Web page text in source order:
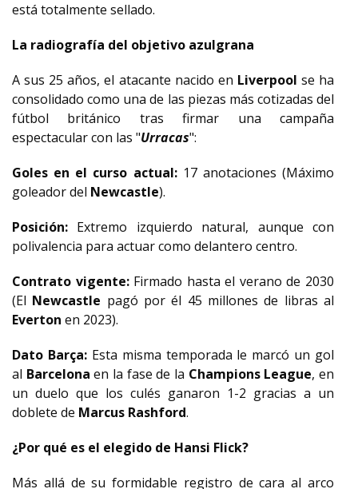
está totalmente sellado.
La radiografía del objetivo azulgrana
A sus 25 años, el atacante nacido en Liverpool se ha
consolidado como una de las piezas más cotizadas del
fútbol británico tras firmar una campaña
espectacular con las "Urracas":
Goles en el curso actual:17 anotaciones (Máximo
goleador del Newcastle).
Posición: Extremo izquierdo natural, aunque con
polivalencia para actuar como delantero centro.
Contrato vigente:Firmado hasta el verano de 2030
(El Newcastle pagó por él 45 millones de libras al
Everton en 2023).
Dato Barça:Esta misma temporada le marcó un gol
al Barcelona en la fase de la Champions League, en
un duelo que los culés ganaron 1-2 gracias a un
doblete de Marcus Rashford.
¿Por qué es el elegido de Hansi Flick?
Más allá de su formidable registro de cara al arco